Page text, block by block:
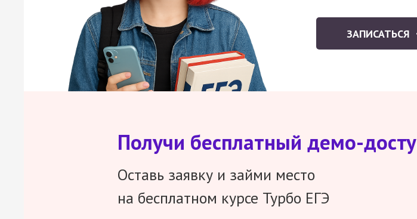
ЗАПИСАТЬСЯ
Получи бесплатный демо-
Оставь заявку и займи место
на бесплатном курсе Турбо ЕГЭ